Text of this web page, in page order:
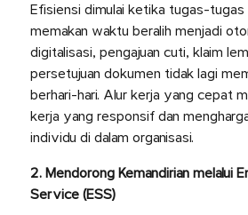
Efisiensi dimulai ketika tugas-
memakan waktu beralih menjadi
digitalisasi, pengajuan cuti, klaim
persetujuan dokumen tidak lagi
berhari-hari. Alur kerja yang cepat
kerja yang responsif dan
individu di dalam organisasi.
2. Mendorong Kemandirian melalui
Service (ESS)